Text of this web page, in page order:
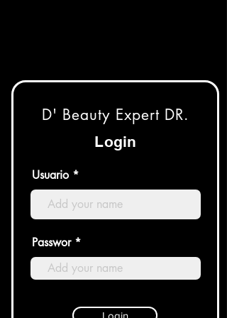
D' Beauty Expert DR.
Login
Usuario
Passwor
Login